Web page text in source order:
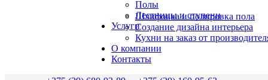
Полы
Лестницы и ступени
Услуги
Шлифовка и полировка пола
Создание дизайна интерьера
Кухни на заказ от
О компании
Контакты